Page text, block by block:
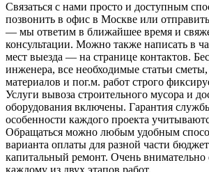
Связаться с нами просто и доступным
позвонить в офис в Москве или
— мы ответим в ближайшее время и
консультации. Можно также написать в
мест выезда — на странице контактов.
инженера, все необходимые статьи
материалов и пог.м. работ строго
Услуги вывоза строительного мусора и
оборудования включены. Гарантия
особенности каждого проекта
Обращаться можно любым удобным
варианта оплаты для разной части
капитальный ремонт. Очень внимательно